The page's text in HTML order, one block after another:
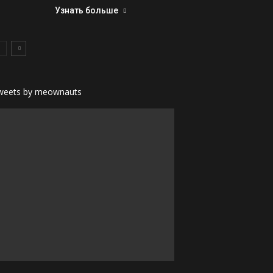
Узнать больше
by meownauts